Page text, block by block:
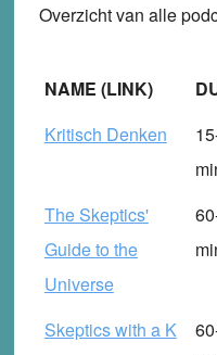
Overzicht van alle
NAME (LINK)
Kritisch Denken
The Skeptics'
Guide to the
Universe
Skeptics with a K